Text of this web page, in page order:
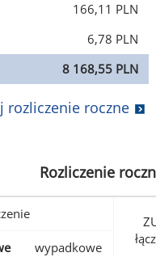
166,11 PLN
6,78 PLN
8 168,55 PLN
rozliczenie roczne
Rozliczenie
wypadkowe